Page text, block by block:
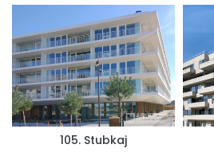
105. Stubkaj